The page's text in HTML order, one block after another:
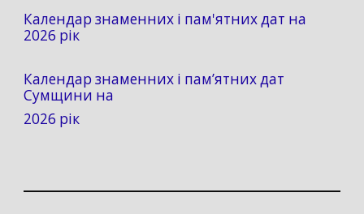
Календар знаменних і пам'ятних дат на
2026 рік
Календар знаменних і пам’ятних дат
Сумщини на
2026 рік